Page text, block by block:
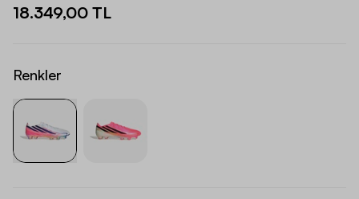
18.349,00 TL
Renkler